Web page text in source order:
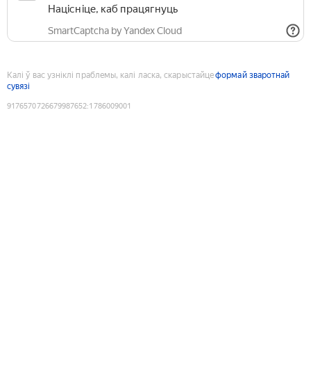
Націсніце, каб працягнуць
SmartCaptcha by Yandex Cloud
Калі ў вас узніклі праблемы, калі ласка, скарыстайцеформай зваротнай
сувязі
9176570726679987652:1786009001